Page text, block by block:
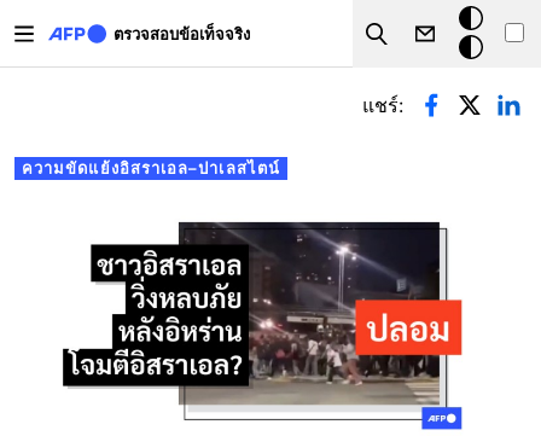
ตรวจสอบข้อเท็จจริง
Search
โหมด
มืด
Primary tabs
ความขัดแย้งอิสราเอล–ปาเลสไตน์
แชร์: